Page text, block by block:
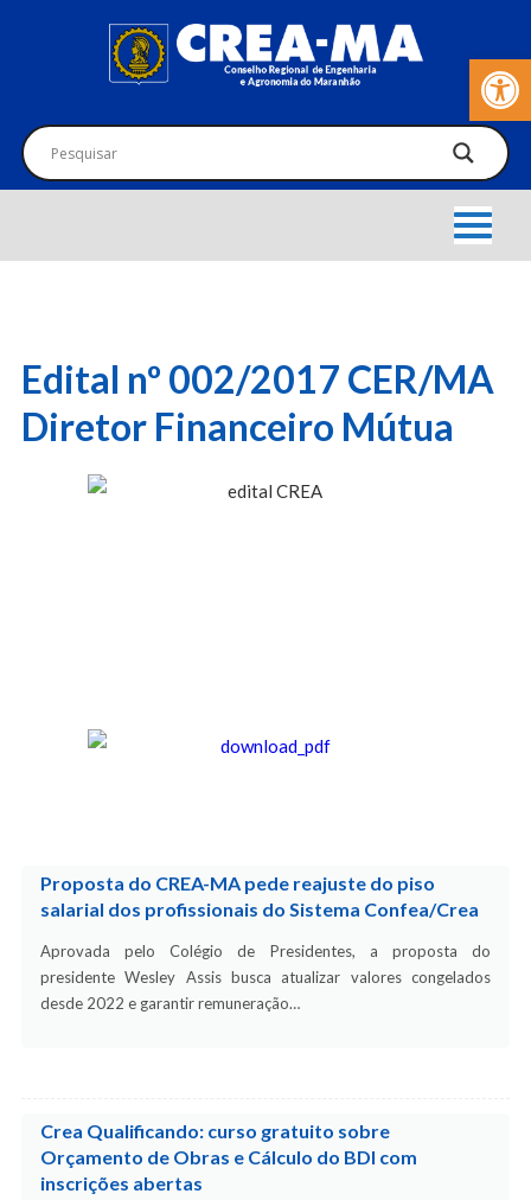
Barra de
Edital nº 002/2017 CER/MA
Diretor Financeiro Mútua
Proposta do CREA-MA pede reajuste do piso
salarial dos profissionais do Sistema Confea/Crea
Aprovada pelo Colégio de Presidentes, a proposta do
presidente Wesley Assis busca atualizar valores congelados
desde 2022 e garantir remuneração…
Crea Qualificando: curso gratuito sobre
Orçamento de Obras e Cálculo do BDI com
inscrições abertas